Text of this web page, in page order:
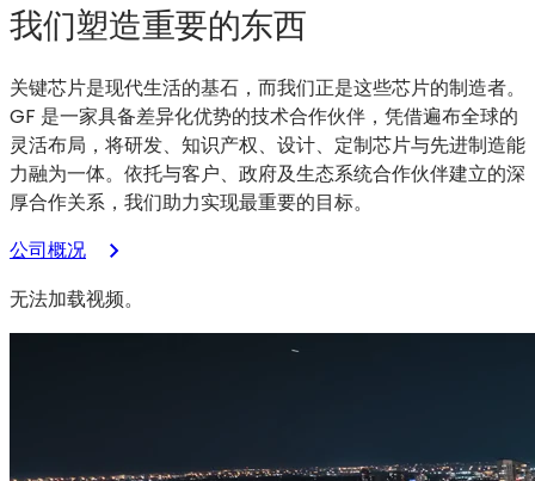
镓
（GaN）
的
应
用
标
签
页
中
打
开）
我们塑造重要的东西
关键芯片是现代生活的基石，而我们正是这些芯片的制造者。
GF 是一家具备差异化优势的技术合作伙伴，凭借遍布全球的
灵活布局，将研发、知识产权、设计、定制芯片与先进制造能
力融为一体。依托与客户、政府及生态系统合作伙伴建立的深
厚合作关系，我们助力实现最重要的目标。
公司概况
无法加载视频。